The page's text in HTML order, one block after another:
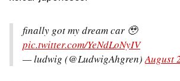
finally got my dream car 🥹
pic.twitter.com/YeNdLoNyIV
— ludwig (@LudwigAhgren)August